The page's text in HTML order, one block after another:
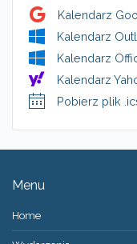
Kalendarz
Kalendarz
Kalendarz
Kalendarz
Pobierz plik
Menu
Home